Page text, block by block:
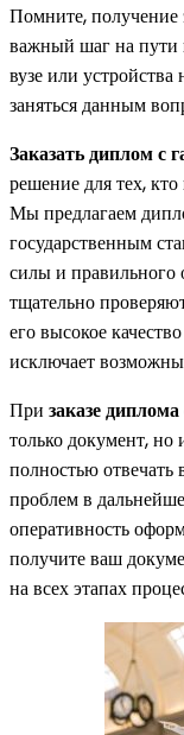
Помните, получение
важный шаг на пути
вузе или
заняться данным
Заказать диплом с
решение для тех,
Мы предлагаем
государственным
силы и
тщательно
его высокое
исключает
При заказе
только документ, но
полностью
проблем в
оперативность
получите ваш
на всех этапах